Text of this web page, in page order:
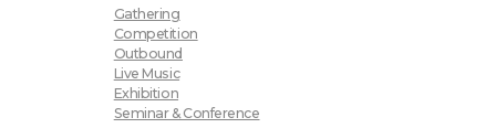
Gathering
Competition
Outbound
Live Music
Exhibition
Seminar & Conference